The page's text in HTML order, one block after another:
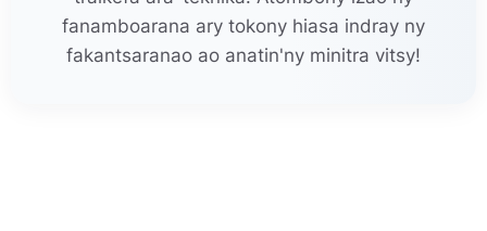
fanamboarana ary tokony hiasa indray ny
fakantsaranao ao anatin'ny minitra vitsy!